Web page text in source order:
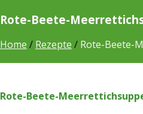
Rote-Beete-
Home / Rezepte / Rote-Beete-
Rote-Beete-